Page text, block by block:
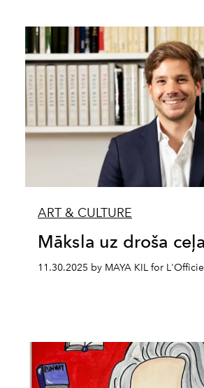
ART & CULTURE
Māksla uz droša ceļa
11.30.2025 by MAYA KIL for